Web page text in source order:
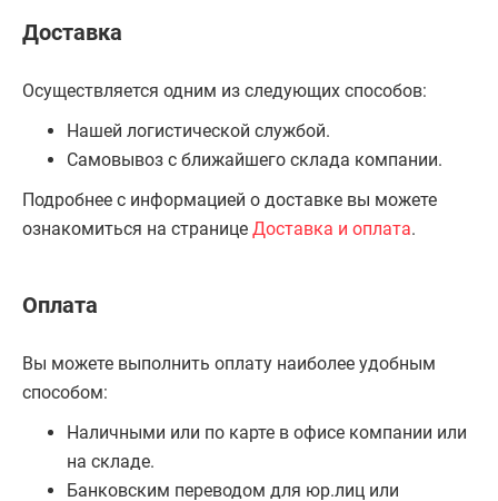
Доставка
Осуществляется одним из следующих способов:
Нашей логистической службой.
Самовывоз с ближайшего склада компании.
Подробнее с информацией о доставке вы можете
ознакомиться на странице Доставка и оплата.
Оплата
Вы можете выполнить оплату наиболее удобным
способом:
Наличными или по карте в офисе компании или
на складе.
Банковским переводом для юр.лиц или